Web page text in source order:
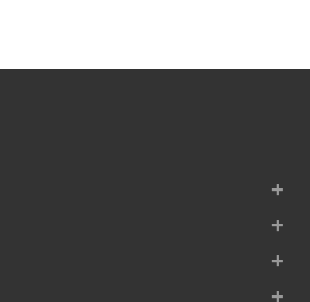
+
+
+
+